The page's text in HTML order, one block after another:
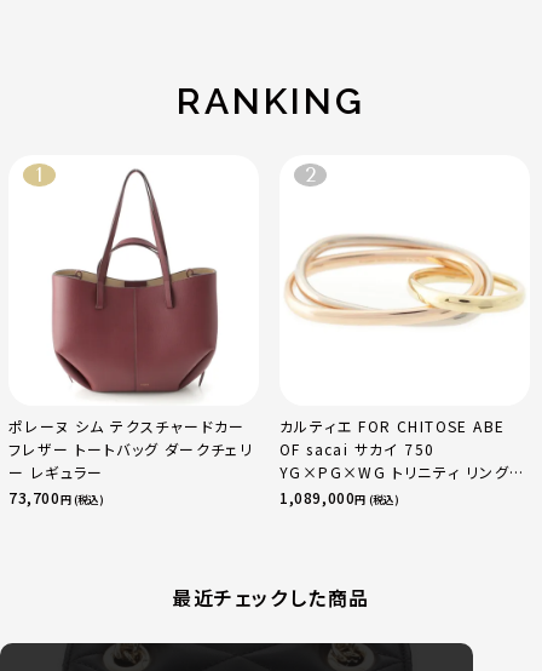
RANKING
ポレーヌ シム テクスチャードカー
フレザー トートバッグ ダークチェリ
ー レギュラー
73,700円 (税込)
カルティエ FOR CHITOSE ABE
OF sacai サカイ 750
YG×PG×WG トリニティ リング
指輪 マルチカラー 50 51 52
1,089,000円 (税込)
最近チェックした商品